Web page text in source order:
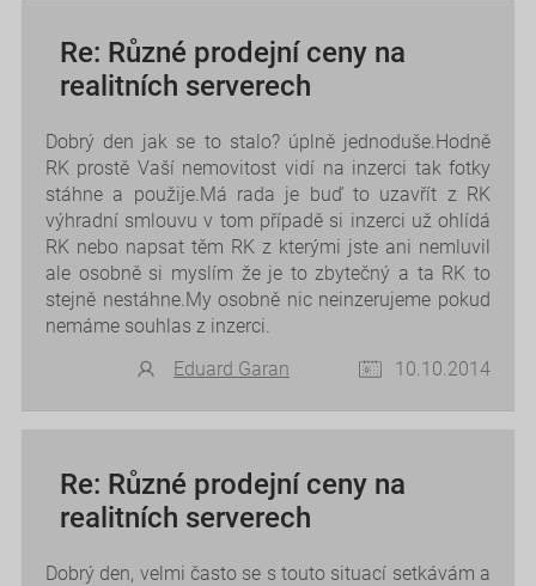
Re: Různé prodejní ceny na
realitních serverech
Dobrý den jak se to stalo? úplně jednoduše.Hodně
RK prostě Vaší nemovitost vidí na inzerci tak fotky
stáhne a použije.Má rada je buď to uzavřít z RK
výhradní smlouvu v tom případě si inzerci už ohlídá
RK nebo napsat těm RK z kterými jste ani nemluvil
ale osobně si myslím že je to zbytečný a ta RK to
stejně nestáhne.My osobně nic neinzerujeme pokud
nemáme souhlas z inzerci.
Eduard Garan
10.10.2014
Re: Různé prodejní ceny na
realitních serverech
Dobrý den, velmi často se s touto situací setkávám a